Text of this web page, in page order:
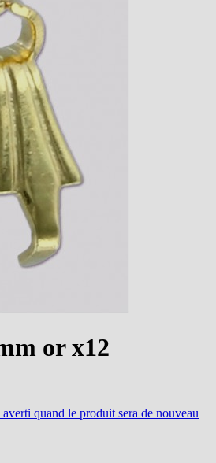
or x12
averti quand le produit sera de nouveau